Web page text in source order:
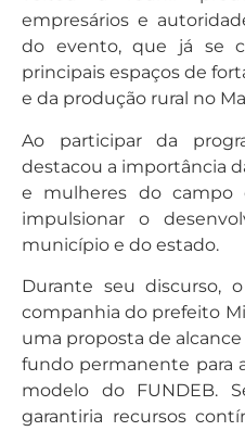
empresários e
do evento, que já se
principais espaços de
e da produção rural no
Ao participar da
destacou a importância
e mulheres do campo
impulsionar o
município e do estado.
Durante seu discurso,
companhia do prefeito
uma proposta de
fundo permanente para
modelo do FUNDEB.
garantiria recursos